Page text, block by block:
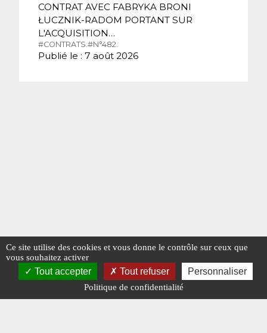
CONTRAT AVEC FABRYKA BRONI
ŁUCZNIK-RADOM PORTANT SUR
L'ACQUISITION…
#CONTRATS. #N°482.
Publié le : 7 août 2026
Ce site utilise des cookies et vous donne le contrôle sur ceux que
vous souhaitez activer
Tout accepter Tout refuser Personnaliser
Politique de confidentialité